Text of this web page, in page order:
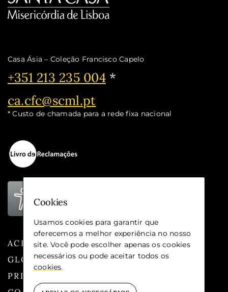
Casa Ásia – Coleção Francisco Capelo
Telefone:
+351 213 235 004*
Email:
ca.cfc@scml.pt
* Custo de chamada para a rede fixa nacional
ACESSIBILIDADE
GLOSSÁRIO
PRIVACIDADE
Cookies
Usamos cookies para garantir que
oferecemos a melhor experiência no nosso
site. Você pode escolher apenas os cookies
necessários ou pode aceitar todos os
cookies.